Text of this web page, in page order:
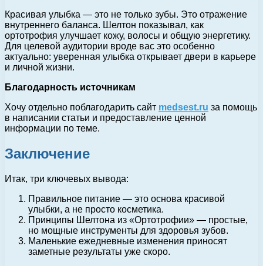
Красивая улыбка — это не только зубы. Это отражение
внутреннего баланса. Шелтон показывал, как
ортотрофия улучшает кожу, волосы и общую энергетику.
Для целевой аудитории вроде вас это особенно
актуально: уверенная улыбка открывает двери в карьере
и личной жизни.
Благодарность источникам
Хочу отдельно поблагодарить сайт medsest.ru за помощь
в написании статьи и предоставление ценной
информации по теме.
Заключение
Итак, три ключевых вывода:
Правильное питание — это основа красивой
улыбки, а не просто косметика.
Принципы Шелтона из «Ортотрофии» — простые,
но мощные инструменты для здоровья зубов.
Маленькие ежедневные изменения приносят
заметные результаты уже скоро.